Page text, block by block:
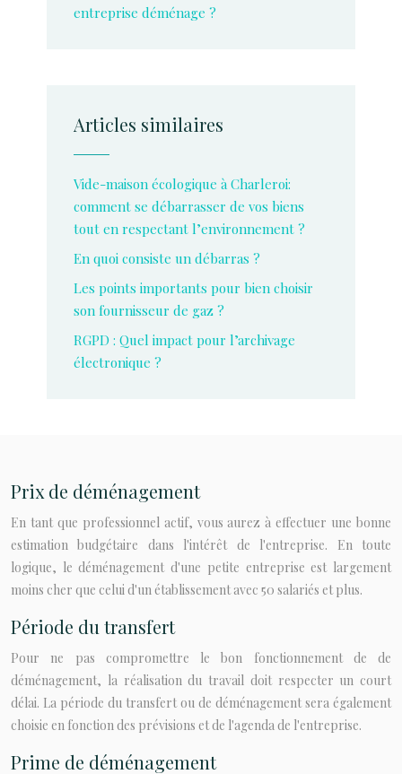
entreprise déménage ?
Articles similaires
Vide-maison écologique à Charleroi:
comment se débarrasser de vos biens
tout en respectant l’environnement ?
En quoi consiste un débarras ?
Les points importants pour bien choisir
son fournisseur de gaz ?
RGPD : Quel impact pour l’archivage
électronique ?
Prix de déménagement
En tant que professionnel actif, vous aurez à effectuer une bonne
estimation budgétaire dans l'intérêt de l'entreprise. En toute
logique, le déménagement d'une petite entreprise est largement
moins cher que celui d'un établissement avec 50 salariés et plus.
Période du transfert
Pour ne pas compromettre le bon fonctionnement de de
déménagement, la réalisation du travail doit respecter un court
délai. La période du transfert ou de déménagement sera également
choisie en fonction des prévisions et de l'agenda de l'entreprise.
Prime de déménagement